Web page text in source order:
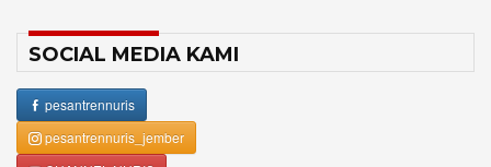
SOCIAL MEDIA KAMI
pesantrennuris
pesantrennuris_jember